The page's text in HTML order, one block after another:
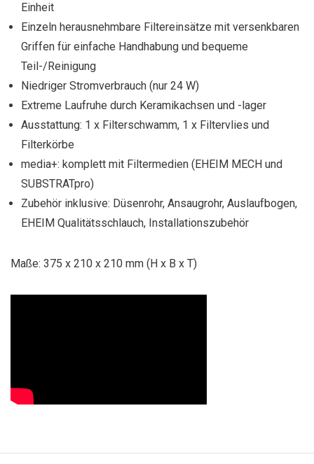
Einheit
Einzeln herausnehmbare Filtereinsätze mit versenkbaren
Griffen für einfache Handhabung und bequeme
Teil-/Reinigung
Niedriger Stromverbrauch (nur 24 W)
Extreme Laufruhe durch Keramikachsen und -lager
Ausstattung: 1 x Filterschwamm, 1 x Filtervlies und
Filterkörbe
media+: komplett mit Filtermedien (EHEIM MECH und
SUBSTRATpro)
Zubehör inklusive: Düsenrohr, Ansaugrohr, Auslaufbogen,
EHEIM Qualitätsschlauch, Installationszubehör
Maße: 375 x 210 x 210 mm (H x B x T)